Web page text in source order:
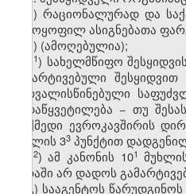
ა) რაციონალურად და
გამოყოფილ ასიგნებათა
ბ) (ამოღებულია);
​1) სახელმწიფო
გამარტივებული
გათვალისწინებული
გადაწყვეტილება − თუ
მოქმედი ევროკავშირის
მუხლის 3​3 პუნქტით
​2) ამ კანონის 10​1
ვადაში არ დადოს
გ) სააგენტოს